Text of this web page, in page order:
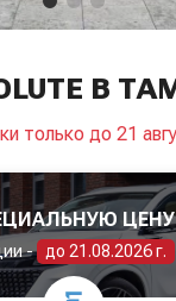
В
только до 21
ЦЕНУ
- до 21.08.2026 г.